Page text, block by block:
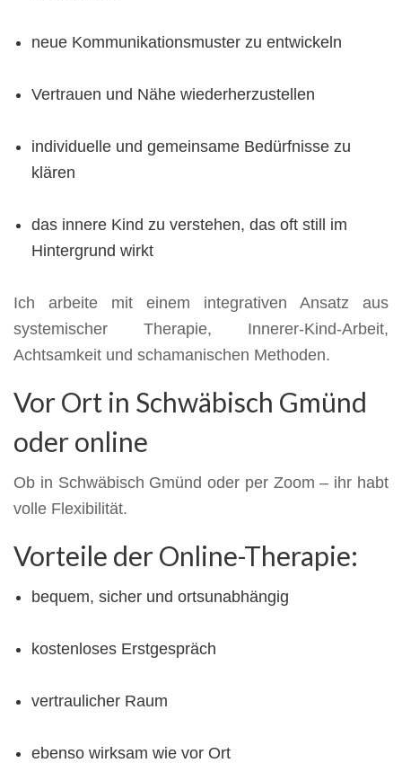
neue Kommunikationsmuster zu entwickeln
Vertrauen und Nähe wiederherzustellen
individuelle und gemeinsame Bedürfnisse zu
klären
das innere Kind zu verstehen, das oft still im
Hintergrund wirkt
Ich arbeite mit einem integrativen Ansatz aus
systemischer Therapie, Innerer-Kind-Arbeit,
Achtsamkeit und schamanischen Methoden.
Vor Ort in Schwäbisch Gmünd
oder online
Ob in Schwäbisch Gmünd oder per Zoom – ihr habt
volle Flexibilität.
Vorteile der Online-Therapie:
bequem, sicher und ortsunabhängig
kostenloses Erstgespräch
vertraulicher Raum
ebenso wirksam wie vor Ort